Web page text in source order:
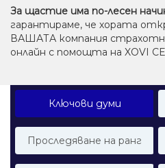
За щастие има по-лесен
гарантираме, че хората
ВАШАТА компания
онлайн с помощта на XOVI
Ключови думи
Проследяване на ранг